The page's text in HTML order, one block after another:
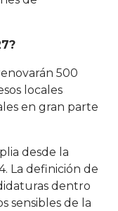
500
locales
en gran parte
desde la
La definición de
dentro
sensibles de la